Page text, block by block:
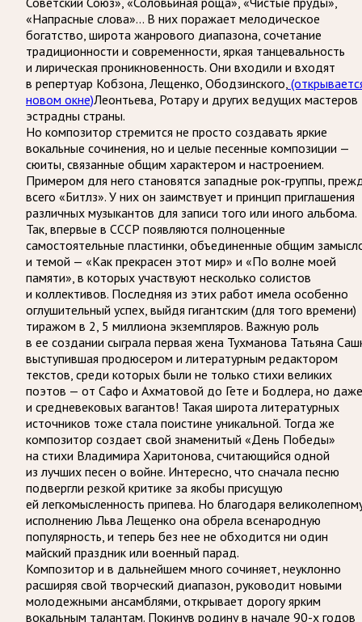
«Напрасные слова»… В них поражает мелодическое
богатство, широта жанрового диапазона, сочетание
традиционности и современности, яркая танцевальность
и лирическая проникновенность. Они входили и входят
в репертуар Кобзона, Лещенко, Ободзинского,
новом окне)Леонтьева, Ротару и других ведущих мастеров
эстрадны страны.
Но композитор стремится не просто создавать яркие
вокальные сочинения, но и целые песенные композиции —
сюиты, связанные общим характером и настроением.
Примером для него становятся западные рок-группы,
всего «Битлз». У них он заимствует и принцип приглашения
различных музыкантов для записи того или иного альбома.
Так, впервые в СССР появляются полноценные
самостоятельные пластинки, объединенные общим
и темой — «Как прекрасен этот мир» и «По волне моей
памяти», в которых участвуют несколько солистов
и коллективов. Последняя из этих работ имела особенно
оглушительный успех, выйдя гигантским (для того времени)
тиражом в 2, 5 миллиона экземпляров. Важную роль
в ее создании сыграла первая жена Тухманова Татьяна
выступившая продюсером и литературным редактором
текстов, среди которых были не только стихи великих
поэтов — от Сафо и Ахматовой до Гете и Бодлера, но даже
и средневековых вагантов! Такая широта литературных
источников тоже стала поистине уникальной. Тогда же
композитор создает свой знаменитый «День Победы»
на стихи Владимира Харитонова, считающийся одной
из лучших песен о войне. Интересно, что сначала песню
подвергли резкой критике за якобы присущую
ей легкомысленность припева. Но благодаря
исполнению Льва Лещенко она обрела всенародную
популярность, и теперь без нее не обходится ни один
майский праздник или военный парад.
Композитор и в дальнейшем много сочиняет, неуклонно
расширяя свой творческий диапазон, руководит новыми
молодежными ансамблями, открывает дорогу ярким
вокальным талантам. Покинув родину в начале 90-х годов